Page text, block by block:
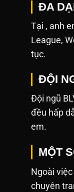
ĐA
Tại , anh
League,
tục.
ĐỘI
Đội ngũ
đều hấp
em.
MỘT
Ngoài
chuyên